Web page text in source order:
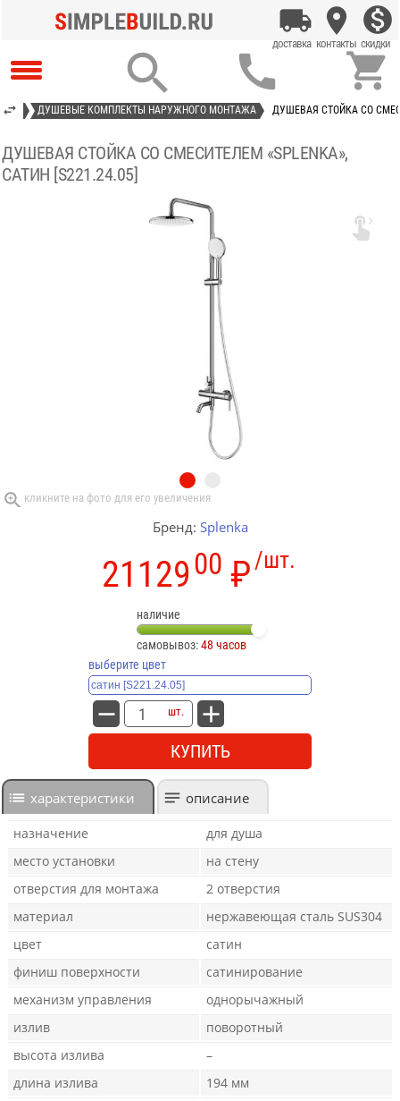
  
ДУШЕВЫЕ КОМПЛЕКТЫ НАРУЖНОГО МОНТАЖА ДУШЕВАЯ СТОЙКА СО
ДУШЕВАЯ СТОЙКА СО СМЕСИТЕЛЕМ «SPLENKA»,
САТИН [S221.24.05]

Бренд: Splenka
/шт.
2112900 ₽
наличие
самовывоз:48 часов
выберите цвет
шт.
КУПИТЬ
характеристики описание
назначение
для душа
место установки
на стену
отверстия для монтажа
2 отверстия
материал
нержавеющая сталь SUS304
цвет
сатин
финиш поверхности
сатинирование
механизм управления
однорычажный
излив
поворотный
высота излива
–
длина излива
194 мм